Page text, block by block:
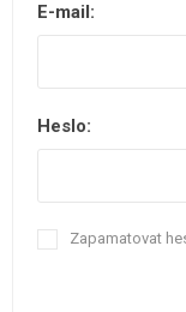
E-mail:
Heslo:
Zapamatovat